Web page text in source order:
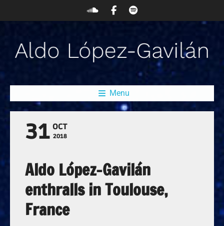
Menu
31 OCT
2018
Aldo López-Gavilán
enthralls in Toulouse,
France